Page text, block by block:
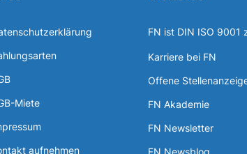
Miete
aufnehmen
FN ist DIN ISO 9001
Karriere bei FN
Offene
FN Akademie
FN Newsletter
FN Newsblog